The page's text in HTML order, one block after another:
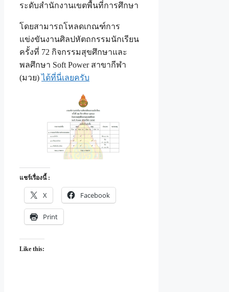
ระดับสำนักงานเขตพื้นที่การศึกษา
โดยสามารถโหลดเกณฑ์การ
แข่งขันงานศิลปหัตถกรรมนักเรียน
ครั้งที่ 72 กิจกรรมสุขศึกษาและ
พลศึกษา Soft Power สาขากีฬา
(มวย)ได้ที่นี่เลยครับ
แชร์เรื่องนี้ :
X Facebook
Print
Like this: